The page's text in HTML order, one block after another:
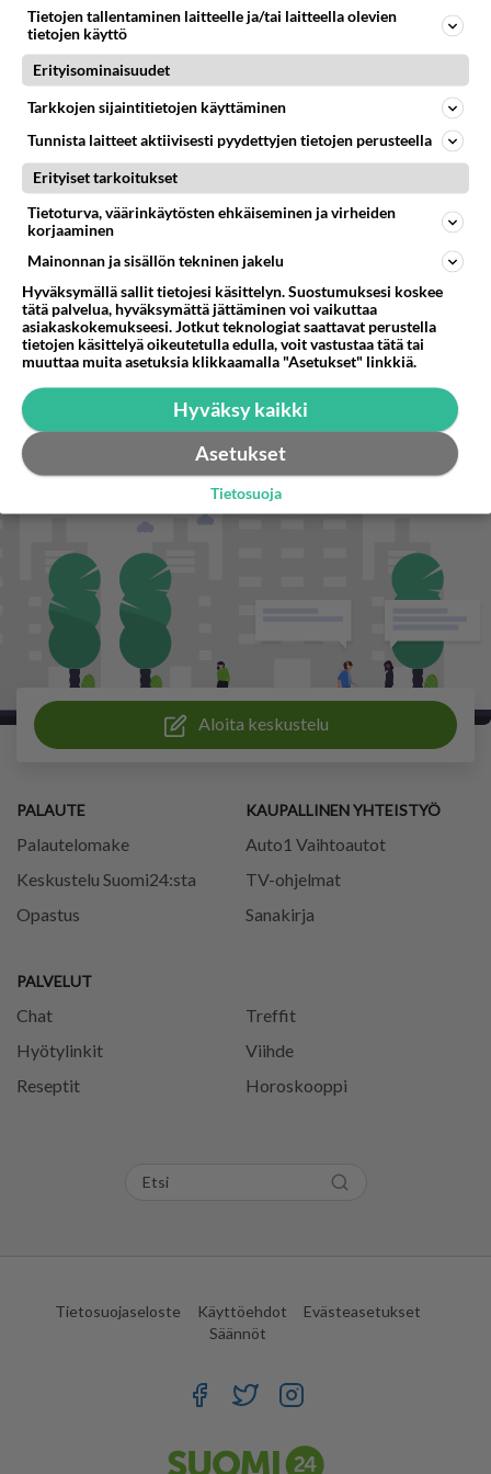
GALLUP: Mikä on arkiruokabravuurisi? 14
Naiset kertokaa
Miksi se että mies on seksuaalinen ja haluaa seksiä ja te olette hänen mielestänne haluttava on vastenmielistä? Mikä sii
STARA.FI
Ellinoora Tanssii tähtien kanssa: ”Aika sanoa asioille ja elämälle joo”
Hesburger luopuu lastenateriasta – tilalle uusi ateriamalli
Blind Channel palaa tauoltaan – paluukonsertti marraskuussa
Aloita keskustelu
PALAUTE
Palautelomake
Keskustelu Suomi24:sta
Opastus
PALVELUT
Chat
Treffit
Hyötylinkit
Viihde
Reseptit
Horoskooppi
KAUPALLINEN YHTEISTYÖ
Auto1 Vaihtoautot
TV-ohjelmat
Sanakirja
Tietosuojaseloste Käyttöehdot
Evästeasetukset
Säännöt
Tietojen tallentaminen laitteelle ja/tai laitteella olevien
tietojen käyttö
Erityisominaisuudet
Tarkkojen sijaintitietojen käyttäminen
Tunnista laitteet aktiivisesti pyydettyjen tietojen perusteella
Erityiset tarkoitukset
Tietoturva, väärinkäytösten ehkäiseminen ja virheiden
korjaaminen
Mainonnan ja sisällön tekninen jakelu
Hyväksymällä sallit tietojesi käsittelyn. Suostumuksesi koskee
tätä palvelua, hyväksymättä jättäminen voi vaikuttaa
asiakaskokemukseesi. Jotkut teknologiat saattavat perustella
tietojen käsittelyä oikeutetulla edulla, voit vastustaa tätä tai
muuttaa muita asetuksia klikkaamalla "Asetukset" linkkiä.
Hyväksy kaikki
Asetukset
Tietosuoja